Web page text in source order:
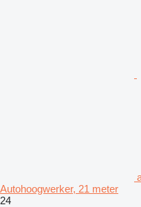
Autohoogwerker, 21 meter
24